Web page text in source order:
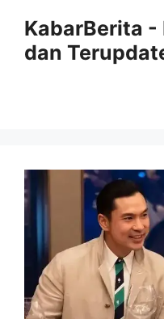
KabarBerita
dan